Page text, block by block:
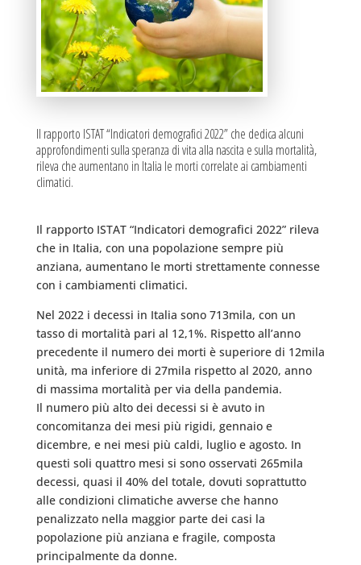
Il rapporto ISTAT “Indicatori demografici 2022” che dedica alcuni
approfondimenti sulla speranza di vita alla nascita e sulla mortalità,
rileva che aumentano in Italia le morti correlate ai cambiamenti
climatici.
Il rapporto ISTAT “Indicatori demografici 2022” rileva
che in Italia, con una popolazione sempre più
anziana, aumentano le morti strettamente connesse
con i cambiamenti climatici.
Nel 2022 i decessi in Italia sono 713mila, con un
tasso di mortalità pari al 12,1%. Rispetto all’anno
precedente il numero dei morti è superiore di 12mila
unità, ma inferiore di 27mila rispetto al 2020, anno
di massima mortalità per via della pandemia.
Il numero più alto dei decessi si è avuto in
concomitanza dei mesi più rigidi, gennaio e
dicembre, e nei mesi più caldi, luglio e agosto. In
questi soli quattro mesi si sono osservati 265mila
decessi, quasi il 40% del totale, dovuti soprattutto
alle condizioni climatiche avverse che hanno
penalizzato nella maggior parte dei casi la
popolazione più anziana e fragile, composta
principalmente da donne.